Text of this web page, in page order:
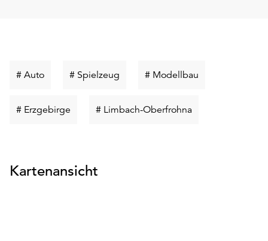
# AutoSchlüsselwort
# Spielzeug Schlüsselwort
# Modellbau
# Erzgebirge Schlüsselwort
# Limbach-Oberfrohna
Kartenansicht